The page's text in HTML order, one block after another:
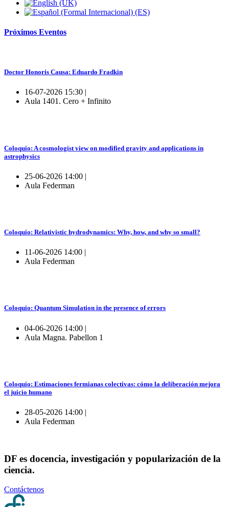
Próximos Eventos
Doctor Honoris Causa: Eduardo Fradkin
16-07-2026 15:30 |
Aula 1401. Cero + Infinito
Coloquio: A cosmologist view on modified gravity and applications in
astrophysics
25-06-2026 14:00 |
Aula Federman
Coloquio: Relativistic hydrodynamics: Why, how, and why so small?
11-06-2026 14:00 |
Aula Federman
Coloquio: Quantum Simulation in the presence of errors
04-06-2026 14:00 |
Aula Magna. Pabellon 1
Coloquio: Estimaciones fermianas colectivas: cómo la deliberación mejora
el juicio humano
28-05-2026 14:00 |
Aula Federman
DF es docencia, investigación y popularización de la
ciencia.
Contáctenos